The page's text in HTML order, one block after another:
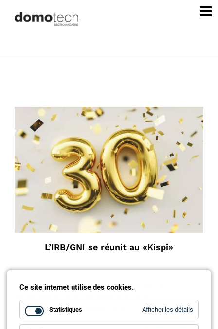
L’IRB/GNI se réunit au «Kispi»
L'Initiative Réseau Bâtiment (IRB/GNI) fête cette
qu'association professionnelle.
Ce site internet utilise des cookies.
Statistiques Afficher les détails